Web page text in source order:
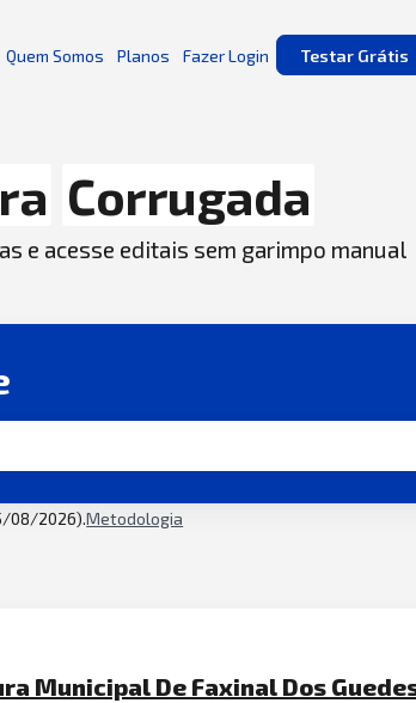
Quem Somos Planos Fazer Login Testar Grátis
Corrugada
e acesse editais sem garimpo manual
08/2026).Metodologia
Municipal De Faxinal Dos